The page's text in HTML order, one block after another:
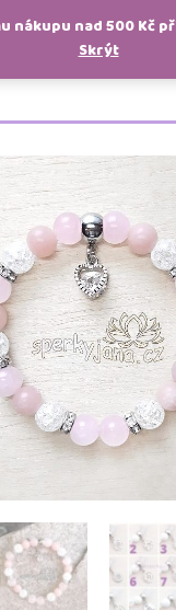
nákupu nad 500 Kč
Skrýt